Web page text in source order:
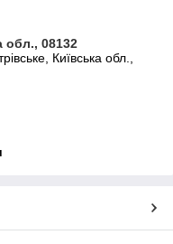
обл., 08132
Київська обл.,